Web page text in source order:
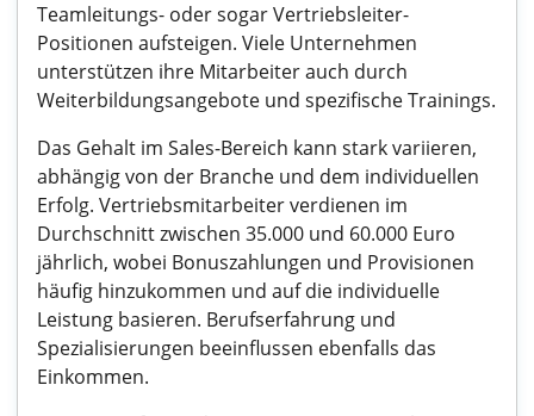
Teamleitungs- oder sogar Vertriebsleiter-
Positionen aufsteigen. Viele Unternehmen
unterstützen ihre Mitarbeiter auch durch
Weiterbildungsangebote und spezifische Trainings.
Das Gehalt im Sales-Bereich kann stark variieren,
abhängig von der Branche und dem individuellen
Erfolg. Vertriebsmitarbeiter verdienen im
Durchschnitt zwischen 35.000 und 60.000 Euro
jährlich, wobei Bonuszahlungen und Provisionen
häufig hinzukommen und auf die individuelle
Leistung basieren. Berufserfahrung und
Spezialisierungen beeinflussen ebenfalls das
Einkommen.